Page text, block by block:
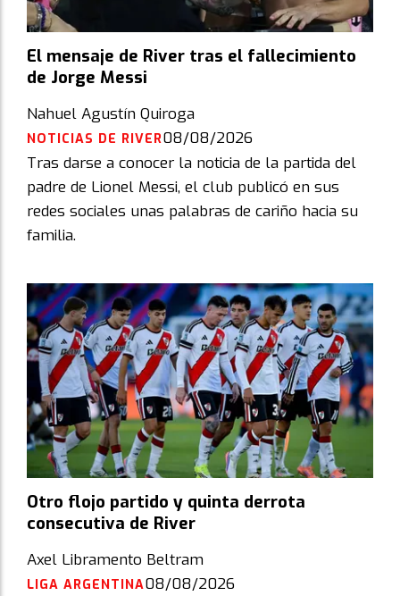
El mensaje de River tras el fallecimiento
de Jorge Messi
Nahuel Agustín Quiroga
NOTICIAS DE RIVER08/08/2026
Tras darse a conocer la noticia de la partida del
padre de Lionel Messi, el club publicó en sus
redes sociales unas palabras de cariño hacia su
familia.
Otro flojo partido y quinta derrota
consecutiva de River
Axel Libramento Beltram
LIGA ARGENTINA08/08/2026